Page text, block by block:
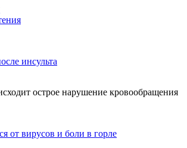
инсульта
острое нарушение кровообращения
от вирусов и боли в горле